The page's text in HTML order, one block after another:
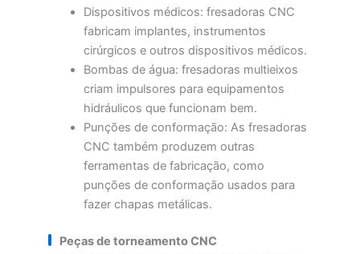
Dispositivos médicos: fresadoras CNC
fabricam implantes, instrumentos
cirúrgicos e outros dispositivos médicos.
Bombas de água: fresadoras multieixos
criam impulsores para equipamentos
hidráulicos que funcionam bem.
Punções de conformação: As fresadoras
CNC também produzem outras
ferramentas de fabricação, como
punções de conformação usados para
fazer chapas metálicas.
Peças de torneamento CNC